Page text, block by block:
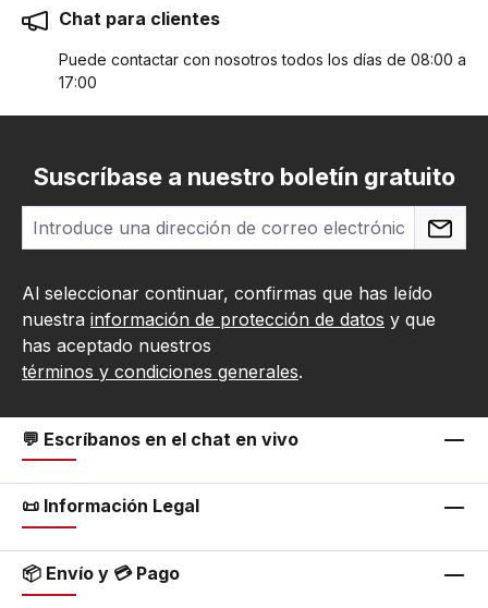
Chat para clientes
Puede contactar con nosotros todos los días de 08:00 a
17:00
Suscríbase a nuestro boletín gratuito
Al seleccionar continuar, confirmas que has leído
nuestra información de protección de datos y que
has aceptado nuestros
términos y condiciones generales.
💬 Escríbanos en el chat en vivo
📜 Información Legal
📦 Envío y 💳 Pago